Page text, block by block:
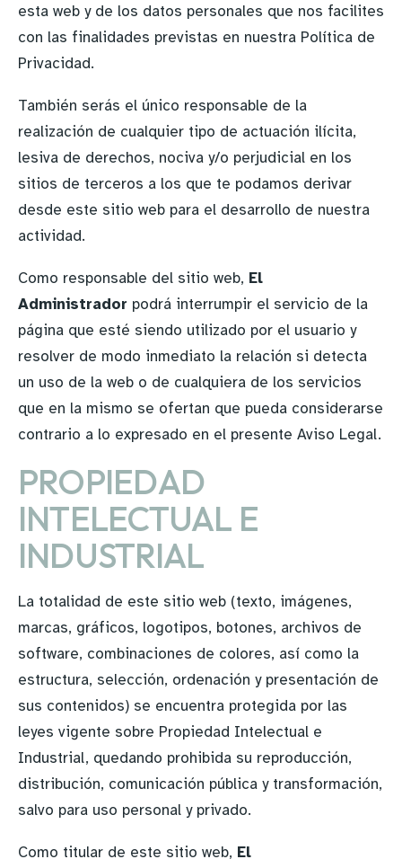
esta web y de los datos personales que nos facilites
con las finalidades previstas en nuestra Política de
Privacidad.
También serás el único responsable de la
realización de cualquier tipo de actuación ilícita,
lesiva de derechos, nociva y/o perjudicial en los
sitios de terceros a los que te podamos derivar
desde este sitio web para el desarrollo de nuestra
actividad.
Como responsable del sitio web, El
Administrador podrá interrumpir el servicio de la
página que esté siendo utilizado por el usuario y
resolver de modo inmediato la relación si detecta
un uso de la web o de cualquiera de los servicios
que en la mismo se ofertan que pueda considerarse
contrario a lo expresado en el presente Aviso Legal.
PROPIEDAD
INTELECTUAL E
INDUSTRIAL
La totalidad de este sitio web (texto, imágenes,
marcas, gráficos, logotipos, botones, archivos de
software, combinaciones de colores, así como la
estructura, selección, ordenación y presentación de
sus contenidos) se encuentra protegida por las
leyes vigente sobre Propiedad Intelectual e
Industrial, quedando prohibida su reproducción,
distribución, comunicación pública y transformación,
salvo para uso personal y privado.
Como titular de este sitio web, El